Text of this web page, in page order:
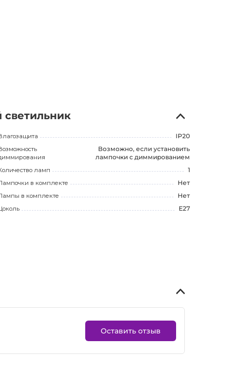
светильник
IP20
Возможно, если установить
лампочки с диммированием
ламп
1
в комплекте
Нет
в комплекте
Нет
E27
Оставить отзыв